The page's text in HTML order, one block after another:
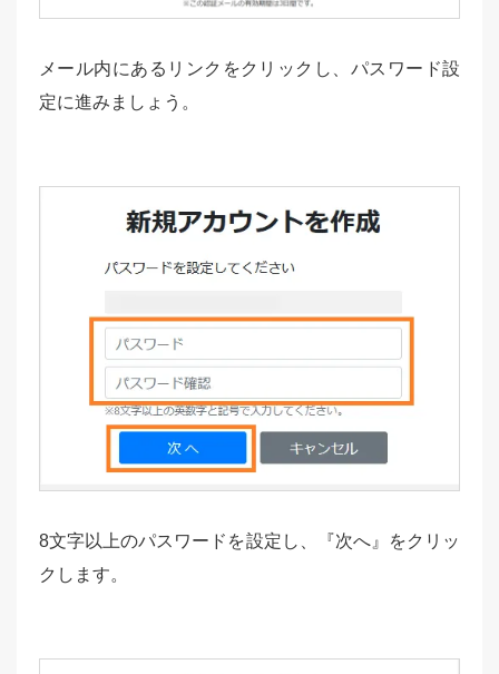
メール内にあるリンクをクリックし、パスワード設
定に進みましょう。
8文字以上のパスワードを設定し、『次へ』をクリッ
クします。